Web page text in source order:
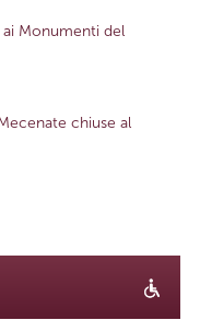
Monumenti del
chiuse al